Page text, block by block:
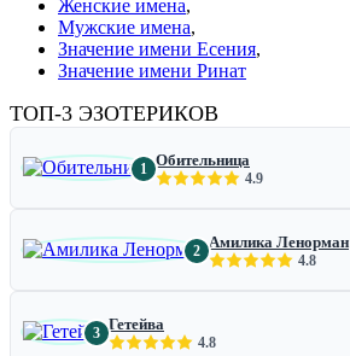
Женские имена,
Мужские имена,
Значение имени Есения,
Значение имени Ринат
ТОП-3 ЭЗОТЕРИКОВ
1 Обительница
4.9
2 Амилика Ленорман
4.8
3 Гетейва
4.8